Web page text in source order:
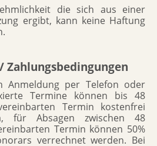
die sich aus einer
ergibt, kann keine Haftung
Zahlungsbedingungen
Anmeldung per Telefon oder
Termine können bis 48
Termin kostenfrei
für Absagen zwischen 48
Termin können 50%
verrechnet werden. Bei